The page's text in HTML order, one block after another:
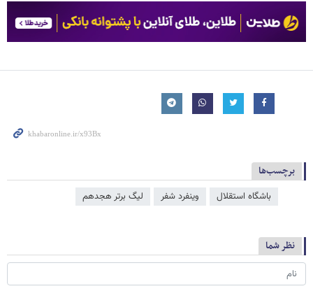
برچسب‌ها
باشگاه استقلال وینفرد شفر لیگ برتر هجدهم
نظر شما